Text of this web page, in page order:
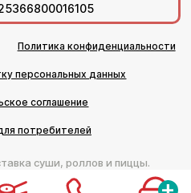
Политика конфиденциальности
персональных данных
соглашение
потребителей
суши, роллов и пиццы.